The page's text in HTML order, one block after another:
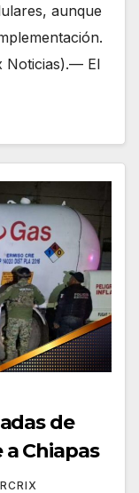
aunque
Noticias).— El
de
Chiapas